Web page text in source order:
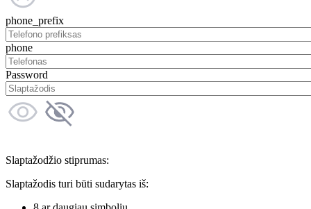
phone_prefix
phone
Password
Slaptažodžio stiprumas:
Slaptažodis turi būti sudarytas iš: